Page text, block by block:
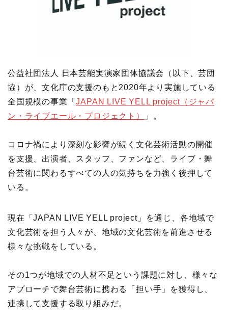
公益社団法人 日本芸能実演家団体協議会（以下、芸団
協）が、文化庁の支援のもと2020年より実施している
全国規模の事業「JAPAN LIVE YELL project（ジャパ
ン・ライブエール・プロジェクト）
」。
コロナ禍により深刻な影響が続く文化芸術活動の開催
を支援、出演者、スタッフ、ファンなど、ライブ・舞
台芸術に関わるすべての人の気持ちを力強く後押して
いる。
現在「JAPAN LIVE YELL project」を通じ、各地域で
文化芸術を担う人々が、地域の文化芸術を前進させる
様々な挑戦をしている。
その1つが地域での人材不足という課題に対し、様々な
アプローチで舞台芸術に携わる「担い手」を獲得し、
連携して支援する取り組みだ。